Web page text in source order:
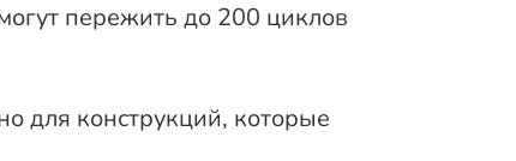
пережить до 200 циклов
для конструкций, которые